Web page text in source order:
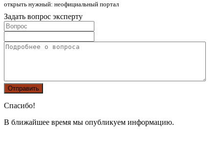
открыть нужный: неофициальный портал
Задать вопрос эксперту
Спасибо!
В ближайшее время мы опубликуем информацию.